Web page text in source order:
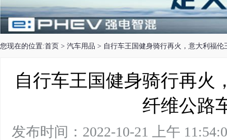
您现在的位置:首页 > 汽车用品 > 自行车王国健身骑行再火，意大利福
自行车王国健身骑行再火
纤维公路
发布时间：2022-10-21 上午